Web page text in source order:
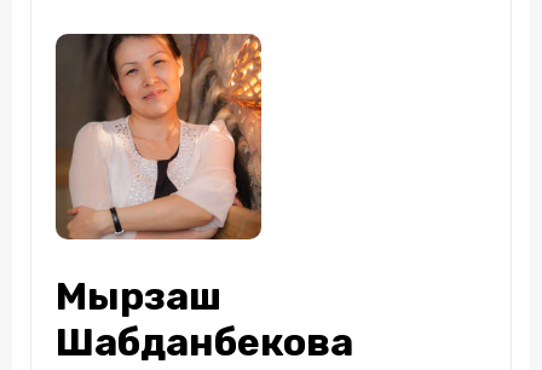
Мырзаш
Шабданбекова